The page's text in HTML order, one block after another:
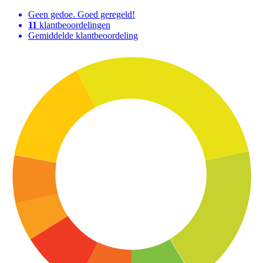
Geen gedoe. Goed geregeld!
11 klantbeoordelingen
Gemiddelde klantbeoordeling